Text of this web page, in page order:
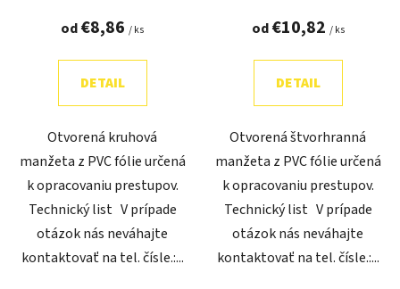
od€8,86 / ks
DETAIL
Otvorená kruhová
manžeta z PVC fólie určená
k opracovaniu prestupov.
Technický list V prípade
otázok nás neváhajte
kontaktovať na tel. čísle.:...
od€10,82 / ks
DETAIL
Otvorená štvorhranná
manžeta z PVC fólie určená
k opracovaniu prestupov.
Technický list V prípade
otázok nás neváhajte
kontaktovať na tel. čísle.:...